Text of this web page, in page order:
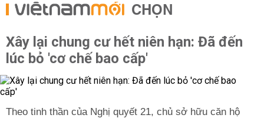
CHỌN
Xây lại chung cư hết niên hạn: Đã đến
lúc bỏ 'cơ chế bao cấp'
Theo tinh thần của Nghị quyết 21, chủ sở hữu căn hộ